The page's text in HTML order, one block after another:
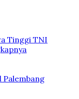
Tinggi TNI
Palembang